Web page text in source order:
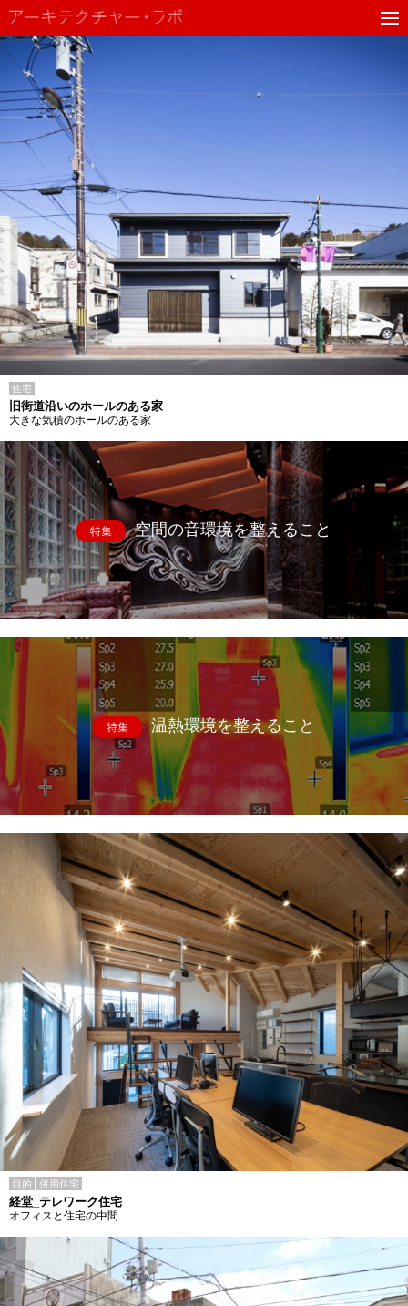
住宅
旧街道沿いのホールのある家
大きな気積のホールのある家
特集 空間の音環境を整えること
特集 温熱環境を整えること
目的 併用住宅
経堂_テレワーク住宅
オフィスと住宅の中間